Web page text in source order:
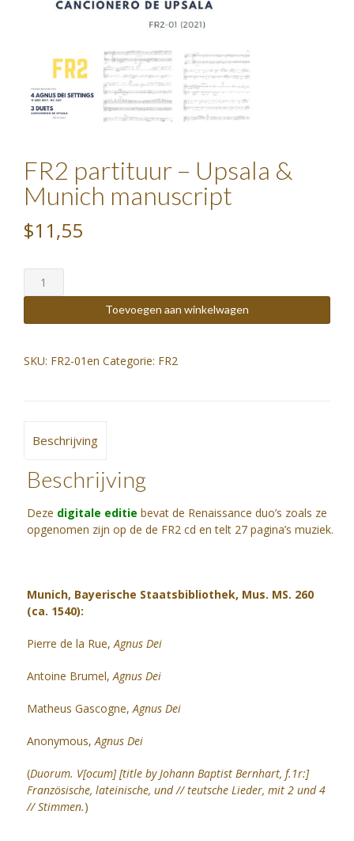
FR2 partituur – Upsala &
Munich manuscript
$11,55
FR2
partituur
Upsala
Munich
Toevoegen aan winkelwagen
SKU: FR2-01en Categorie: FR2
Beschrijving
Beschrijving
Deze digitale editie bevat de Renaissance duo’s zoals ze
opgenomen zijn op de de FR2 cd en telt 27 pagina’s muziek.
Munich, Bayerische Staatsbibliothek, Mus. MS. 260
(ca. 1540):
Pierre de la Rue,Agnus Dei
Antoine Brumel,Agnus Dei
Matheus Gascogne,Agnus Dei
Anonymous,Agnus Dei
(Duorum. V[ocum] [title by Johann Baptist Bernhart, f.1r:]
Französische, lateinische, und // teutsche Lieder, mit 2 und 4
// Stimmen.)